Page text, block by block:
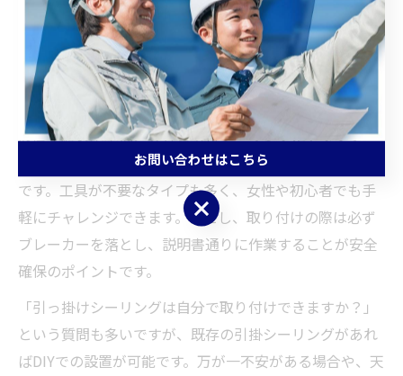
ング ダクトレール 取り付け」や「ダクトレール用を引っ
掛けシーリングに変換」できる便利なアダプターが多数
販売されており、電気工事士の資格がなくても簡単に設
置できます。
設置手順の基本は、天井の引掛シーリングにアダプター
を取り付け、その上にダクトレール本体を固定する流れ
です。工具が不要なタイプも多く、女性や初心者でも手
軽にチャレンジできます。ただし、取り付けの際は必ず
ブレーカーを落とし、説明書通りに作業することが安全
確保のポイントです。
「引っ掛けシーリングは自分で取り付けできますか？」
という質問も多いですが、既存の引掛シーリングがあれ
ばDIYでの設置が可能です。万が一不安がある場合や、天
お問い合わせはこちら
お問い合わせはこちら